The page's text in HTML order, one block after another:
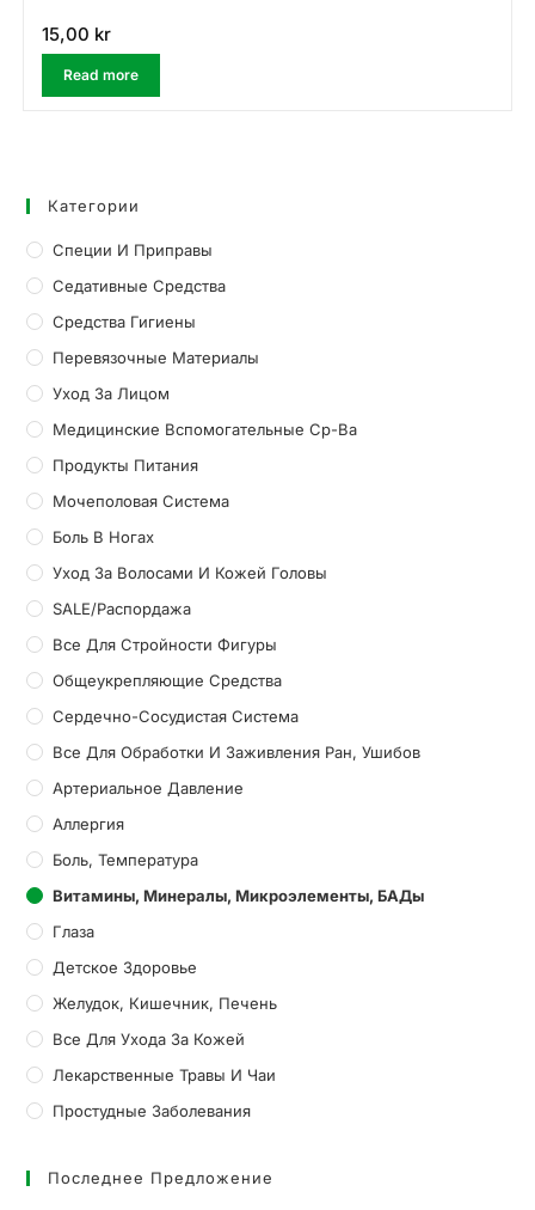
15,00 kr
Read more
Категории
Специи И Приправы
Седативные Средства
Средства Гигиены
Перевязочные Материалы
Уход За Лицом
Медицинские Вспомогательные Ср-Ва
Продукты Питания
Мочеполовая Система
Боль В Ногах
Уход За Волосами И Кожей Головы
SALE/Распордажа
Все Для Стройности Фигуры
Общеукрепляющие Средства
Сердечно-Сосудистая Система
Все Для Обработки И Заживления Ран, Ушибов
Артериальное Давление
Аллергия
Боль, Температура
Витамины, Минералы, Микроэлементы, БАДы
Глаза
Детское Здоровье
Желудок, Кишечник, Печень
Все Для Ухода За Кожей
Лекарственные Травы И Чаи
Простудные Заболевания
Последнее Предложение